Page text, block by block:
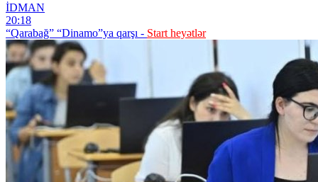
İDMAN
20:18
“Qarabağ” “Dinamo”ya qarşı - Start heyətlər